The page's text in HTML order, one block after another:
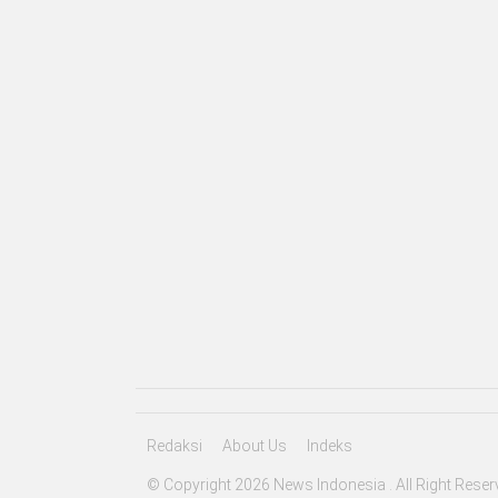
Redaksi About Us Indeks
© Copyright 2026 News Indonesia . All Right